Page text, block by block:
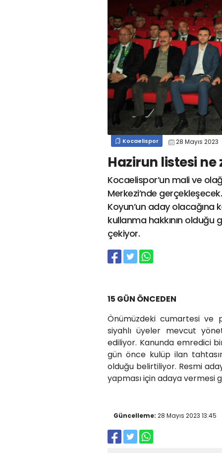
mert cengiz
engin koyun #fırat
gülspor41
#kocaelispor #mert
cengiz
#erdem övüç # gençlerbirliği
#eleke #lua lua #barış alıcı
#
metin diyadinspor41
#erdem övüç
#
kocaelispor
# beykan şimşek
Kocaelispor 28 Mayıs 2023
Hazirun listesi ne
Kocaelispor’un mali ve
Merkezi’nde
Koyun’un aday olacağına
kullanma hakkının olduğu
çekiyor.
15 GÜN ÖNCEDEN
Önümüzdeki cumartesi ve
siyahlı üyeler mevcut
ediliyor. Kanunda emredici
gün önce kulüp ilan
olduğu belirtiliyor. Resmi
yapması için adaya vermesi
Güncelleme: 28 Mayıs 2023 13:45